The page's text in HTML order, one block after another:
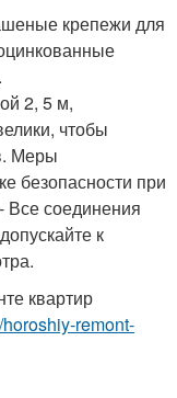
крепежи для
2, 5 м,
чтобы
Меры
безопасности при
Все соединения
к
квартир
remont-